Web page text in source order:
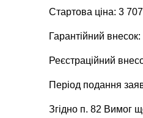
Стартова ціна: 3
Гарантійний
Реєстраційний
Період подання
Згідно п. 82 Вимог